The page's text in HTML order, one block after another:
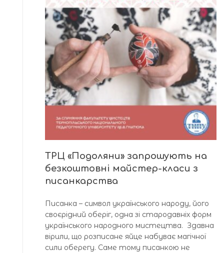
ТРЦ «Подоляни» запрошують на
безкоштовні майстер-класи з
писанкарства
Писанка – символ українського народу, його
своєрідний оберіг, одна зі стародавніх форм
українського народного мистецтва. Здавна
вірили, що розписане яйце набуває магічної
сили оберегу. Саме тому писанкою не